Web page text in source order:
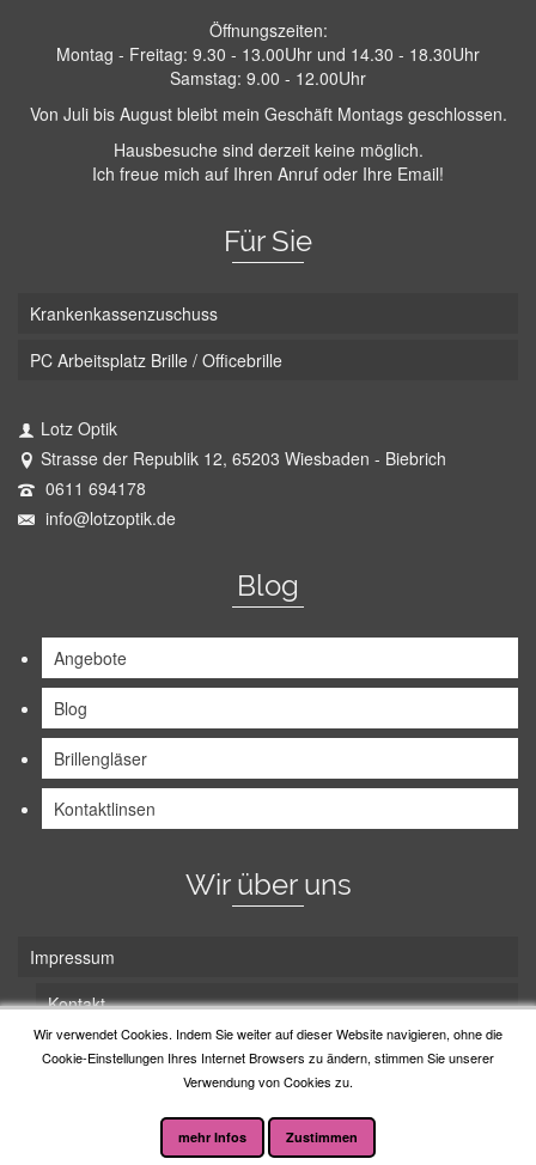
Öffnungszeiten:
Montag - Freitag: 9.30 - 13.00Uhr und 14.30 - 18.30Uhr
Samstag: 9.00 - 12.00Uhr
Von Juli bis August bleibt mein Geschäft Montags geschlossen.
Hausbesuche sind derzeit keine möglich.
Ich freue mich auf Ihren Anruf oder Ihre Email!
Für Sie
Krankenkassenzuschuss
PC Arbeitsplatz Brille / Officebrille
Lotz Optik
Strasse der Republik 12, 65203 Wiesbaden - Biebrich
0611 694178
info@lotzoptik.de
Blog
Angebote
Blog
Brillengläser
Kontaktlinsen
Wir über uns
Impressum
Kontakt
Unsere Tradition
*Das Zitat stammt von Alexandre Dumas
Wir verwendet Cookies. Indem Sie weiter auf dieser Website navigieren, ohne die
Cookie-Einstellungen Ihres Internet Browsers zu ändern, stimmen Sie unserer
Verwendung von Cookies zu.
mehr Infos Zustimmen